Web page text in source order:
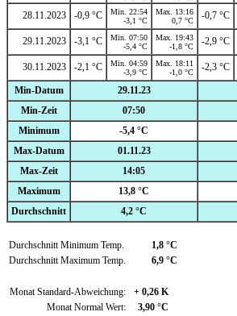
28.11.2023 -0,9 °C
Min. 22:54
-3,1 °C
Max. 13:16
0,7 °C
-0,7 °C
29.11.2023 -3,1 °C
Min. 07:50
-5,4 °C
Max. 19:43
-1,8 °C
-2,9 °C
30.11.2023 -2,1 °C
Min. 04:59
-3,9 °C
Max. 18:11
-1,0 °C
-2,3 °C
Min-Datum 29.11.23
Min-Zeit
07:50
Minimum
-5,4 °C
Max-Datum
01.11.23
Max-Zeit
14:05
Maximum
13,8 °C
Durchschnitt
4,2 °C
Durchschnitt Minimum Temp.
1,8 °C
Durchschnitt Maximum Temp.
6,9 °C
Monat Standard-Abweichung:
+ 0,26 K
Monat Normal Wert:
3,90 °C